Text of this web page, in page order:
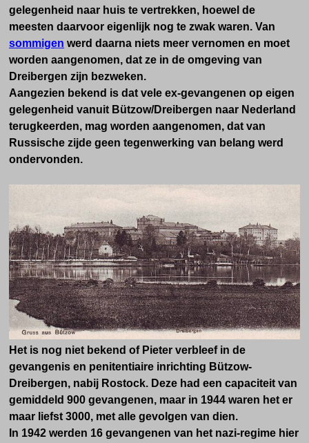
gelegenheid naar huis te vertrekken, hoewel de
meesten daarvoor eigenlijk nog te zwak waren. Van
sommigen werd daarna niets meer vernomen en moet
worden aangenomen, dat ze in de omgeving van
Dreibergen zijn bezweken.
Aangezien bekend is dat vele ex-gevangenen op eigen
gelegenheid vanuit Bützow/Dreibergen naar Nederland
terugkeerden, mag worden aangenomen, dat van
Russische zijde geen tegenwerking van belang werd
ondervonden.
Het is nog niet bekend of Pieter verbleef in de
gevangenis en penitentiaire inrichting Bützow-
Dreibergen, nabij Rostock. Deze had een capaciteit van
gemiddeld 900 gevangenen, maar in 1944 waren het er
maar liefst 3000, met alle gevolgen van dien.
In 1942 werden 16 gevangenen van het nazi-regime hier